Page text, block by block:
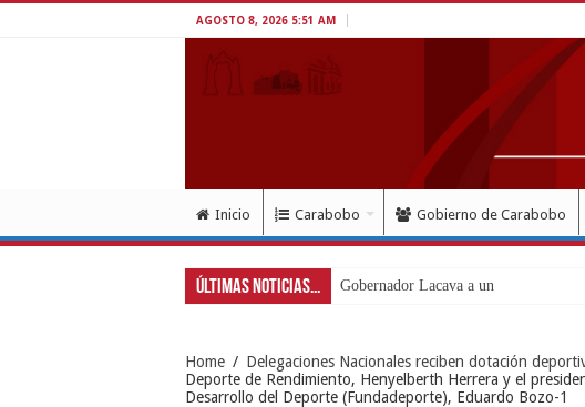
AGOSTO 8, 2026 5:51 AM
Inicio Carabobo Gobierno de Carabobo
Últimas Noticias... Gobernador Lacava a un mes del
Home / Delegaciones Nacionales reciben dotación
Deporte de Rendimiento, Henyelberth Herrera y el
Desarrollo del Deporte (Fundadeporte), Eduardo Bozo-1